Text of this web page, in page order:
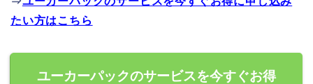
たい方はこちら
ユーカーパックのサービスを今すぐお得